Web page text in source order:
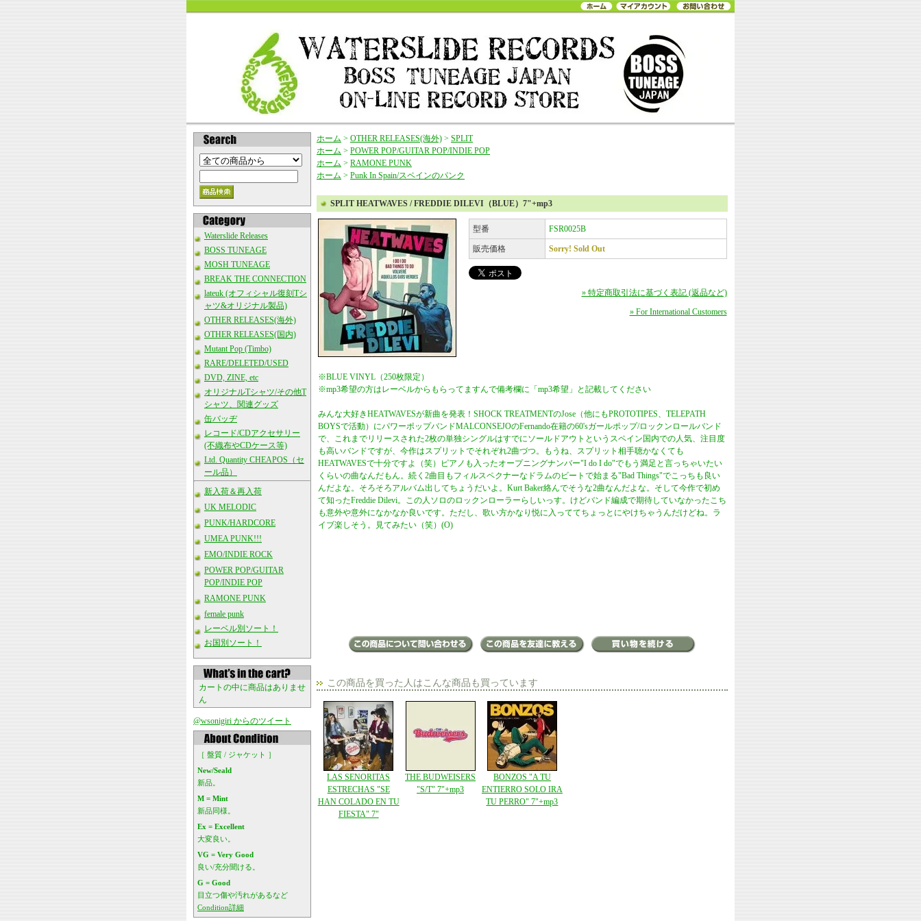
Waterslide Releases
BOSS TUNEAGE
MOSH TUNEAGE
BREAK THE CONNECTION
lateuk (オフィシャル復刻Tシ
ャツ&オリジナル製品)
OTHER RELEASES(海外)
OTHER RELEASES(国内)
Mutant Pop (Timbo)
RARE/DELETED/USED
DVD, ZINE, etc
オリジナルTシャツ/その他T
シャツ、関連グッズ
缶バッヂ
レコード/CDアクセサリー
(不織布やCDケース等)
Ltd. Quantity CHEAPOS（セ
ール品）
新入荷＆再入荷
UK MELODIC
PUNK/HARDCORE
UMEA PUNK!!!
EMO/INDIE ROCK
POWER POP/GUITAR
POP/INDIE POP
RAMONE PUNK
female punk
レーベル別ソート！
お国別ソート！
カートの中に商品はありませ
ん
@wsonigiri からのツイート
［ 盤質 / ジャケット ］
New/Seald
新品。
M = Mint
新品同様。
Ex = Excellent
大変良い。
VG = Very Good
良い/充分聞ける。
G = Good
目立つ傷や汚れがあるなど
Condition詳細
ホーム > OTHER RELEASES(海外) > SPLIT
ホーム > POWER POP/GUITAR POP/INDIE POP
ホーム > RAMONE PUNK
ホーム > Punk In Spain/スペインのパンク
SPLIT HEATWAVES / FREDDIE DILEVI（BLUE）7"+mp3
型番 FSR0025B
販売価格 Sorry! Sold Out
» 特定商取引法に基づく表記 (返品など)
» For International Customers
※BLUE VINYL（250枚限定）
※mp3希望の方はレーベルからもらってますんで備考欄に「mp3希望」と記載してください
みんな大好きHEATWAVESが新曲を発表！SHOCK TREATMENTのJose（他にもPROTOTIPES、TELEPATH
BOYSで活動）にパワーポップバンドMALCONSEJOのFernando在籍の60'sガールポップ/ロックンロールバンド
で、これまでリリースされた2枚の単独シングルはすでにソールドアウトというスペイン国内での人気、注目度
も高いバンドですが、今作はスプリットでそれぞれ2曲づつ。もうね、スプリット相手聴かなくても
HEATWAVESで十分ですよ（笑）ピアノも入ったオープニングナンバー"I do I do"でもう満足と言っちゃいたい
くらいの曲なんだもん。続く2曲目もフィルスペクナーなドラムのビートで始まる"Bad Things"でこっちも良い
んだよな。そろそろアルバム出してちょうだいよ。Kurt Baker絡んでそうな2曲なんだよな。そして今作で初め
て知ったFreddie Dilevi。この人ソロのロックンローラーらしいっす。けどバンド編成で期待していなかったこち
も意外や意外になかなか良いです。ただし、歌い方かなり悦に入っててちょっとにやけちゃうんだけどね。ラ
イブ楽しそう。見てみたい（笑）(O)
この商品を買った人はこんな商品も買っています
LAS SENORITAS
ESTRECHAS "SE
HAN COLADO EN TU
FIESTA" 7"
THE BUDWEISERS
"S/T" 7"+mp3
BONZOS "A TU
ENTIERRO SOLO IRA
TU PERRO" 7"+mp3